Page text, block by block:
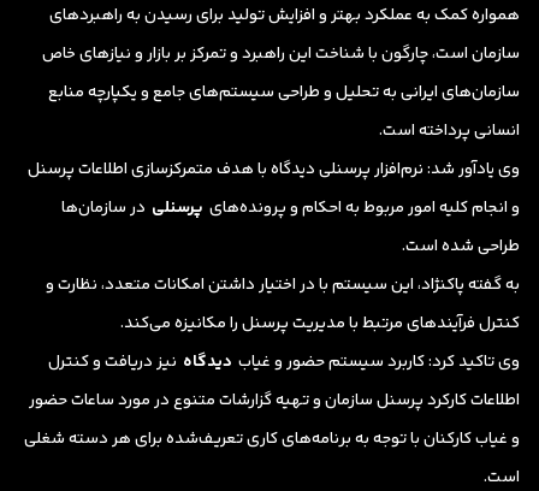
همواره کمک به عملکرد بهتر و افزایش تولید برای رسیدن به راهبردهای
سازمان است، چارگون با شناخت این راهبرد و تمرکز بر بازار و نیازهای خاص
سازمان‌های ایرانی به تحلیل و طراحی سیستم‌های جامع و یکپارچه منابع
انسانی پرداخته‌ است.
وی یادآور شد: نرم‌افزار پرسنلی دیدگاه با هدف متمرکزسازی اطلاعات پرسنل
و انجام کلیه امور مربوط به احکام و پرونده‌های پرسنلی در سازمان‌ها
طراحی شده است.
به گفته پاکنژاد، این سیستم با در اختیار داشتن امکانات متعدد، نظارت و
کنترل فرآیندهای مرتبط با مدیریت پرسنل را مکانیزه می‌کند.
وی تاکید کرد: کاربرد سیستم حضور و غیاب دیدگاه نیز دریافت و کنترل
اطلاعات کارکرد پرسنل سازمان و تهیه گزارشات متنوع در مورد ساعات حضور
و غیاب کارکنان با توجه به برنامه‌های کاری تعریف‌شده برای هر دسته شغلی
است.